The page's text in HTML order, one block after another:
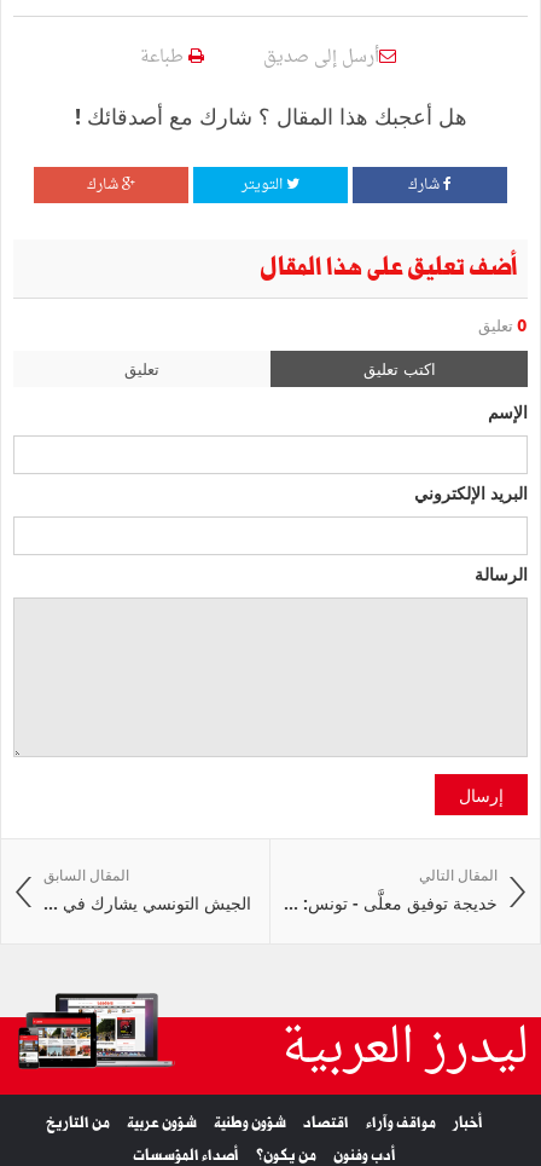
أرسل إلى صديق طباعة
هل أعجبك هذا المقال ؟ شارك مع أصدقائك !
شارك التويتر شارك
أضف تعليق على هذا المقال
0 تعليق
اكتب تعليق تعليق
الإسم
البريد الإلكتروني
الرسالة
إرسال
المقال السابق
الجيش التونسي يشارك في ...
المقال التالي
خديجة توفيق معلَّى - تونس: ...
ليدرز العربية
أخبار مواقف وآراء اقتصاد شؤون وطنية شؤون عربية
من التاريخ
أدب وفنون
من يكون؟ أصداء المؤسسات